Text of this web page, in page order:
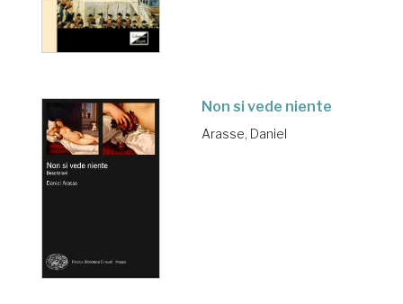
Non si vede niente
Arasse, Daniel